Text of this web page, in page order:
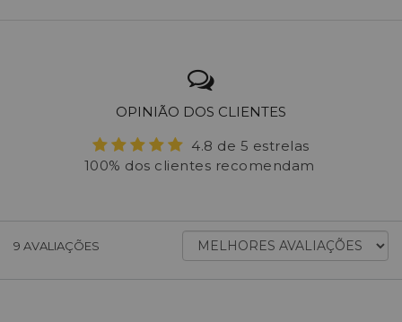
OPINIÃO DOS CLIENTES
4.8 de 5 estrelas
100% dos clientes recomendam
9 AVALIAÇÕES
ORDENAR
AVALIAÇÕES